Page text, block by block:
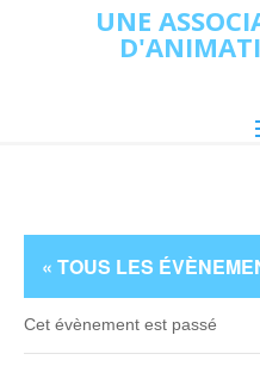
UNE
« TOUS LES
Cet évènement est passé